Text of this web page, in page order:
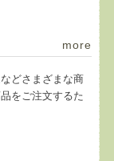
more
どさまざまな商
をご注文するた